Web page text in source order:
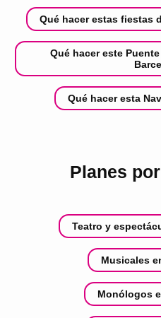
Qué hacer estas fiestas
Qué hacer este
Qué hacer esta
Planes
Teatro y
Musicales
Monólogos